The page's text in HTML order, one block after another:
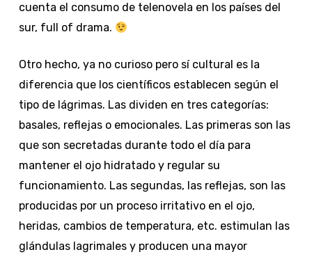
cuenta el consumo de telenovela en los países del
sur, full of drama.
Otro hecho, ya no curioso pero sí cultural es la
diferencia que los científicos establecen según el
tipo de lágrimas. Las dividen en tres categorías:
basales, reflejas o emocionales. Las primeras son las
que son secretadas durante todo el día para
mantener el ojo hidratado y regular su
funcionamiento. Las segundas, las reflejas, son las
producidas por un proceso irritativo en el ojo,
heridas, cambios de temperatura, etc. estimulan las
glándulas lagrimales y producen una mayor